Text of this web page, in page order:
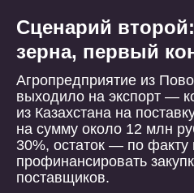
Сценарий
зерна, первый
Агропредприятие из
выходило на экспорт —
из Казахстана на
на сумму около 12 млн
30%, остаток — по
профинансировать
поставщиков.